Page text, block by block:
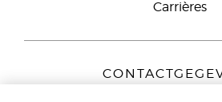
Carrières